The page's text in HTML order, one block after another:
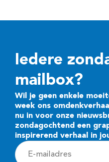
Iedere
mailbox?
Wil je geen enkele
week ons
nu in voor onze
zondagochtend een
inspirerend verhaal in
E